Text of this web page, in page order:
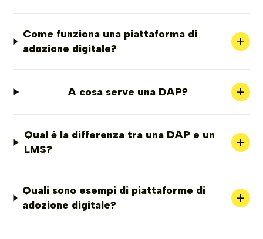
Come funziona una piattaforma di
adozione digitale?
+
A cosa serve una DAP? +
Qual è la differenza tra una DAP e un
LMS?
+
Quali sono esempi di piattaforme di
adozione digitale?
+